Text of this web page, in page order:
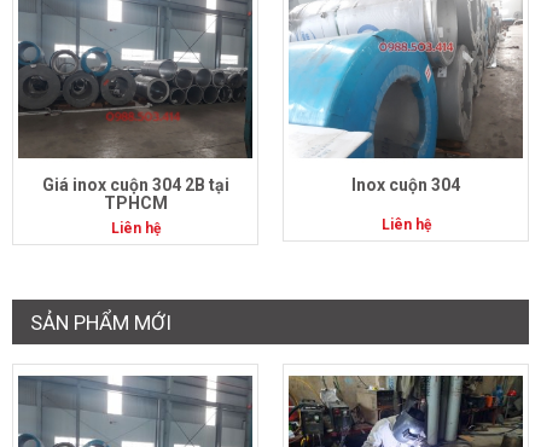
Giá inox cuộn 304 2B tại
TPHCM
Liên hệ
Inox cuộn 304
Liên hệ
SẢN PHẨM MỚI